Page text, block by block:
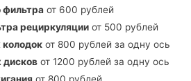
фильтра от 600 рублей
рециркуляции от 500 рублей
от 800 рублей за одну ось
дисков от 1200 рублей за одну ось